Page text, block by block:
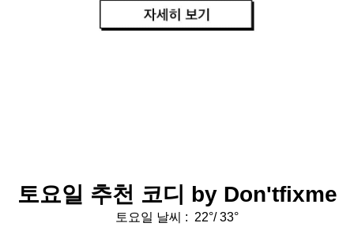
토요일 추천 코디 by Don'tfixme
토요일 날씨 : 22°/ 33°